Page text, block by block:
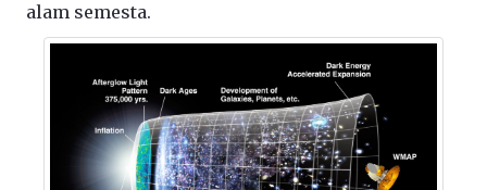
alam semesta.